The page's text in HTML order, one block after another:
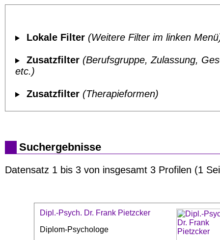
Lokale Filter (Weitere Filter im linken
Zusatzfilter (Berufsgruppe, Zulassung,
etc.)
Zusatzfilter (Therapieformen)
Suchergebnisse
Datensatz 1 bis 3 von insgesamt 3 Profilen (1
Dipl.-Psych. Dr. Frank Pietzcker
Diplom-Psychologe